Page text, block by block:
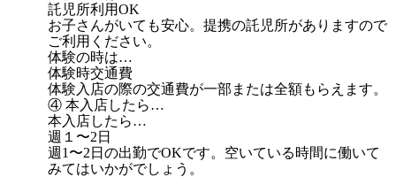
託児所利用OK
お子さんがいても安心。提携の託児所がありますので
ご利用ください。
体験の時は…
体験時交通費
体験入店の際の交通費が一部または全額もらえます。
④ 本入店したら…
本入店したら…
週１〜2日
週1〜2日の出勤でOKです。空いている時間に働いて
みてはいかがでしょう。